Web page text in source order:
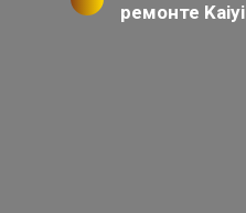
ремонте Kaiyi